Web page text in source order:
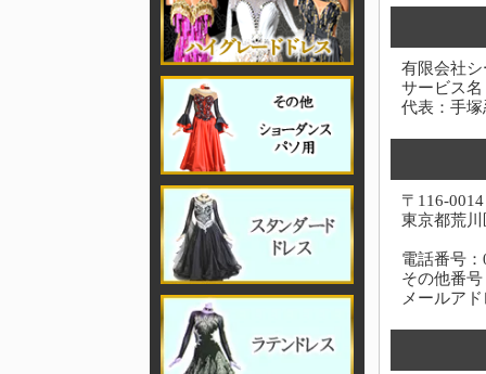
有限会社シ
サービス
代表：手塚
〒116-0014
東京都荒
電話番号
その他番
メールア